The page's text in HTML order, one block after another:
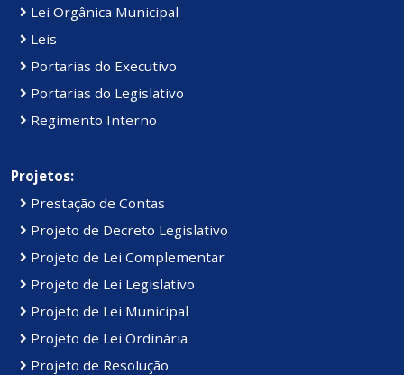
Lei Orgânica Municipal
Leis
Portarias do Executivo
Portarias do Legislativo
Regimento Interno
Projetos:
Prestação de Contas
Projeto de Decreto Legislativo
Projeto de Lei Complementar
Projeto de Lei Legislativo
Projeto de Lei Municipal
Projeto de Lei Ordinária
Projeto de Resolução